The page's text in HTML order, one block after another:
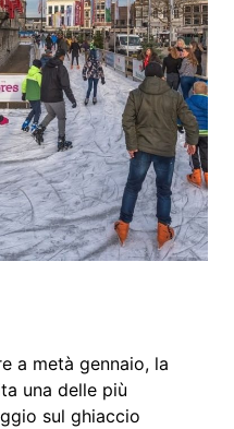
a metà gennaio, la
una delle più
sul ghiaccio